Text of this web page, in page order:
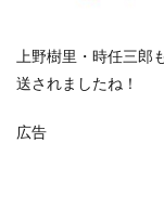
上野樹里・時任三郎
送されましたね！
広告